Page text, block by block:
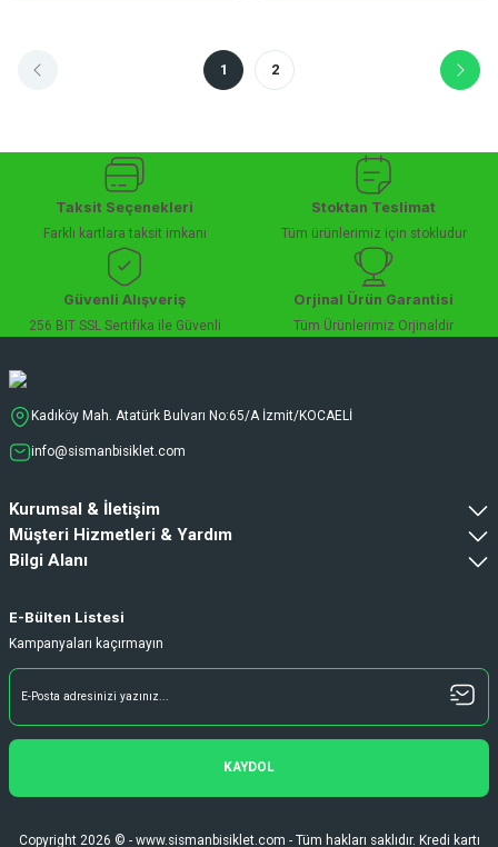
1 2
Taksit Seçenekleri
Farklı kartlara taksit imkanı
Stoktan Teslimat
Tüm ürünlerimiz için stokludur
Güvenli Alışveriş
256 BIT SSL Sertifika ile Güvenli
Orjinal Ürün Garantisi
Tüm Ürünlerimiz Orjinaldir
Kadıköy Mah. Atatürk Bulvarı No:65/A İzmit/KOCAELİ
info@sismanbisiklet.com
Kurumsal & İletişim
Müşteri Hizmetleri & Yardım
Bilgi Alanı
E-Bülten Listesi
Kampanyaları kaçırmayın
KAYDOL
Copyright 2026 © - www.sismanbisiklet.com - Tüm hakları saklıdır. Kredi kartı